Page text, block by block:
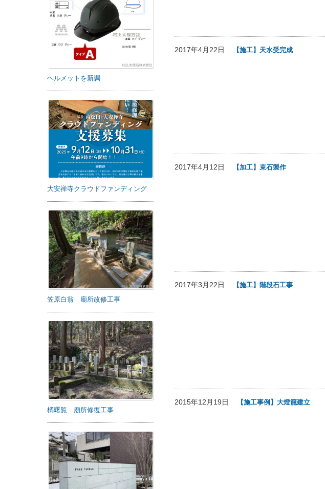
2017年4月22日 【施工】天水受完成
2017年4月12日 【加工】束石製作
2017年3月22日 【施工】階段石工事
2015年12月19日 【施工事例】大燈籠建立
ヘルメットを新調
大安禅寺クラウドファンディング
笠原白翁 廟所改修工事
橘曙覧 廟所修復工事